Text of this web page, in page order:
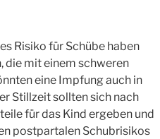
Risiko für Schübe haben
die mit einem schweren
eine Impfung auch in
Stillzeit sollten sich nach
für das Kind ergeben und
postpartalen Schubrisikos